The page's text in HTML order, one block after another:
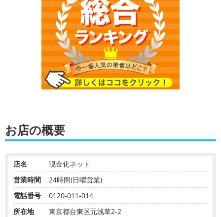
お店の概要
店名
現金化ネット
営業時間
24時間(日曜営業)
電話番号
0120-011-014
所在地
東京都台東区元浅草2-2